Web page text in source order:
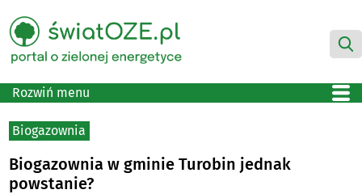
Rozwiń menu
Biogazownia
Biogazownia w gminie Turobin jednak
powstanie?